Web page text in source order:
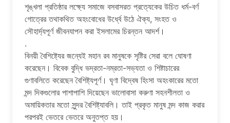
শৃঙ্খলা প্রতিষ্ঠার লক্ষ্যে সমাজে বসবাসরত প্রত্যেকের উচিত ধর্ম-বর্ণ
গোত্রের তথাকথিত অহংবোধের উর্ধ্বে উঠে ঐক্য, সংহত ও
সৌহার্দ্যপূর্ণ জীবনযাপন করা ইসলামের চিরন্তন আদর্শ।
.
বিনয়ী বৈশিষ্ট্যের জন্যেই মহান রব মানুষকে সৃষ্টির সেরা বলে ঘোষণা
করেছেন। বিবেক বুদ্ধি ভদ্রতা-নম্রতা-সভ্যতা ও শিষ্টাচারের
গুণাবলিতে করেছেন বৈশিষ্ট্যপূর্ণ। ঘৃণা বিদ্বেষ হিংসা অহংকারের মতো
মন্দ দিকগুলোর পাশাপাশি দিয়েছেন ভালোবাসা করুণা সহনশীলতা ও
অমায়িকতার মতো সুন্দর বৈশিষ্ট্যাবলি। তাই প্রকৃত মানুষ মন্দ কাজ করার
পরপরই ভেতরে ভেতরে অনুতপ্ত হয়।